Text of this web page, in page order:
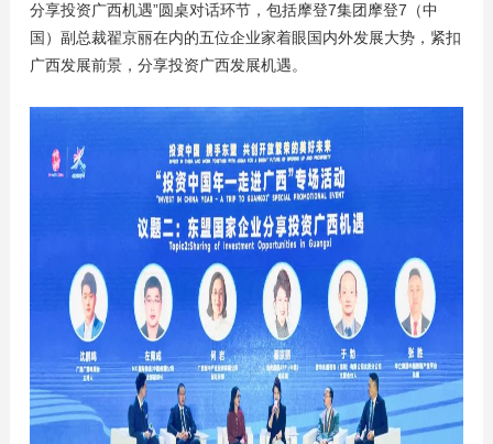
分享投资广西机遇”圆桌对话环节，包括摩登7集团摩登7（中
国）副总裁翟京丽在内的五位企业家着眼国内外发展大势，紧扣
广西发展前景，分享投资广西发展机遇。